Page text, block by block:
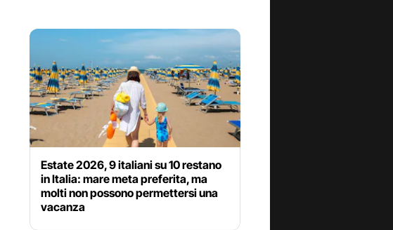
Estate 2026, 9 italiani su 10 restano
in Italia: mare meta preferita, ma
molti non possono permettersi una
vacanza